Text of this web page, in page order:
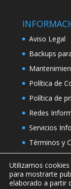
Aviso Legal
Backups
Política de
Política de
Redes
Servicios
Términos y
Utilizamos
para mostrarte
elaborado a partir